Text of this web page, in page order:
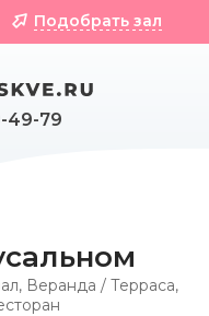
49-79
Подобрать зал
,Веранда / Терраса,